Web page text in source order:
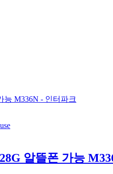
능 M336N - 인터파크
알뜰폰 가능